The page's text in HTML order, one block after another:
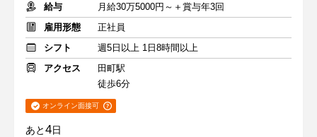
給与
月給30万5000円～＋賞与年3回
雇用形態
正社員
シフト
週5日以上 1日8時間以上
アクセス
田町駅
徒歩6分
オンライン面接可
あと4日